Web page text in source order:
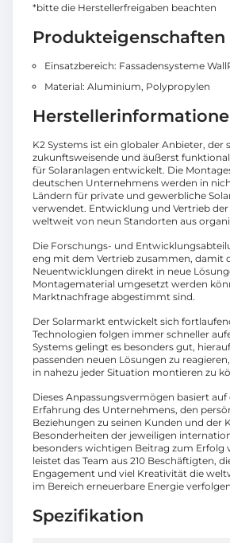
*bitte die Herstellerfreigaben beachten
Produkteigenschaften
Einsatzbereich: Fassadensysteme
Material: Aluminium, Polypropylen
K2 Systems ist ein globaler Anbieter, der
zukunftsweisende und äußerst
für Solaranlagen entwickelt. Die
deutschen Unternehmens werden in
Ländern für private und gewerbliche
verwendet. Entwicklung und Vertrieb
weltweit von neun Standorten aus
Die Forschungs- und
eng mit dem Vertrieb zusammen, damit
Neuentwicklungen direkt in neue
Montagematerial umgesetzt werden
Marktnachfrage abgestimmt sind.
Der Solarmarkt entwickelt sich
Technologien folgen immer schneller
Systems gelingt es besonders gut,
passenden neuen Lösungen zu
in nahezu jeder Situation montieren zu
Dieses Anpassungsvermögen basiert auf
Erfahrung des Unternehmens, den
Beziehungen zu seinen Kunden und der
Besonderheiten der jeweiligen
besonders wichtigen Beitrag zum Erfolg
leistet das Team aus 210 Beschäftigten,
Engagement und viel Kreativität die
im Bereich erneuerbare Energie
Spezifikation